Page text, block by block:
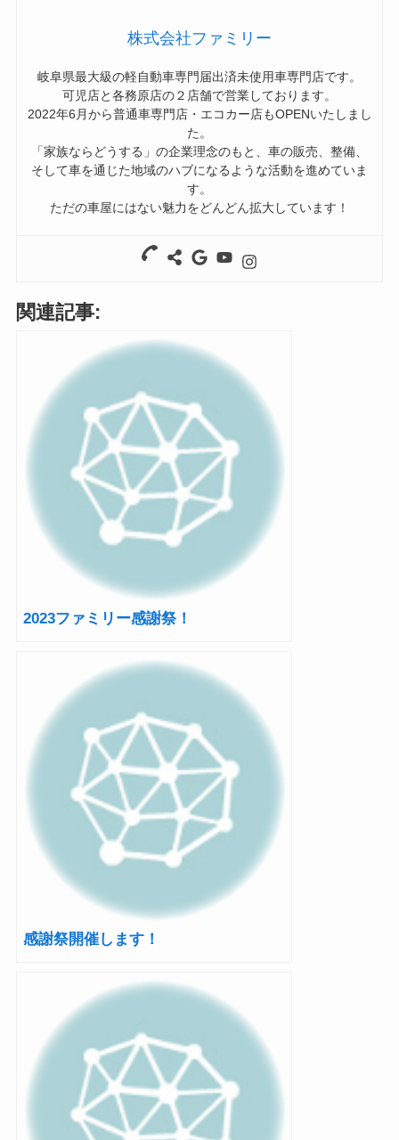
株式会社ファミリー
岐阜県最大級の軽自動車専門届出済未使用車専門店です。
可児店と各務原店の２店舗で営業しております。
2022年6月から普通車専門店・エコカー店もOPENいたしまし
た。
「家族ならどうする」の企業理念のもと、車の販売、整備、
そして車を通じた地域のハブになるような活動を進めていま
す。
ただの車屋にはない魅力をどんどん拡大しています！
関連記事:
2023ファミリー感謝祭！
感謝祭開催します！